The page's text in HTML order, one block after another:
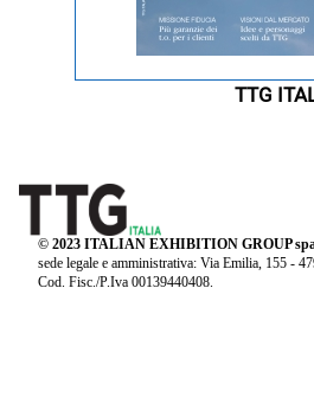
TTG
© 2023 ITALIAN EXHIBITION GROUP
sede legale e amministrativa: Via Emilia, 155 -
Cod. Fisc./P.Iva 00139440408.